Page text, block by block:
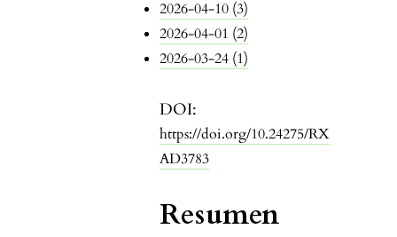
DOI:
https://doi.org/10.24275/RX
AD3783
2026-04-10 (3)
2026-04-01 (2)
2026-03-24 (1)
Resumen